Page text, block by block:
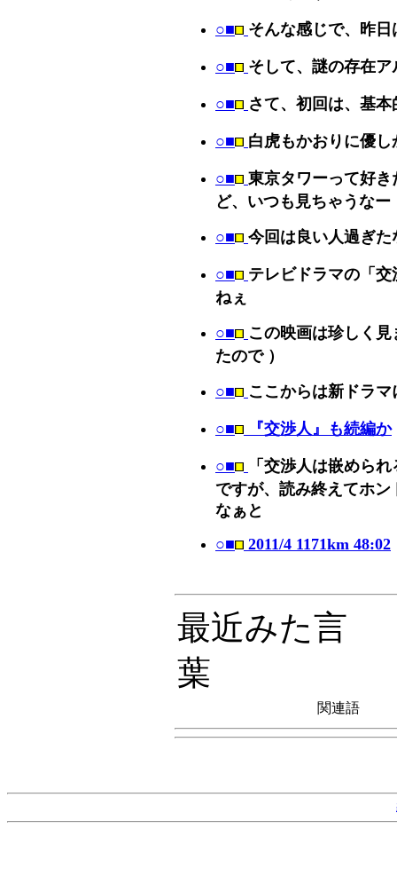
○■ そんな感じで、昨
○■ そして、謎の存在ア
○■ さて、初回は、基
○■ 白虎もかおりに優し
○■ 東京タワーって好
ど、いつも見ちゃうなー
○■ 今回は良い人過ぎた
○■ テレビドラマの「
ねぇ
○■ この映画は珍しく
たので ）
○■ ここからは新ドラ
○■ 『交渉人』も続編か
○■ 「交渉人は嵌めら
ですが、読み終えてホ
なぁと
○■ 2011/4 1171km 48:02
最近みた言
葉
関連語